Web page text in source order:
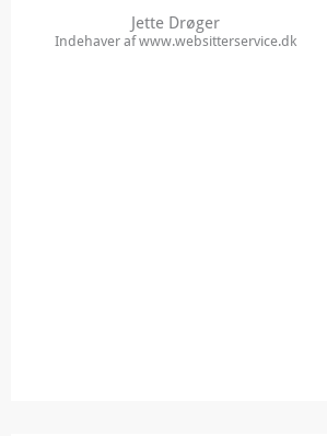
Jette Drøger
Indehaver af www.websitterservice.dk